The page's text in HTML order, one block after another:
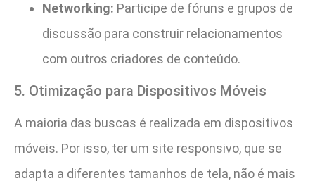
Networking: Participe de fóruns e grupos de
discussão para construir relacionamentos
com outros criadores de conteúdo.
5. Otimização para Dispositivos Móveis
A maioria das buscas é realizada em dispositivos
móveis. Por isso, ter um site responsivo, que se
adapta a diferentes tamanhos de tela, não é mais